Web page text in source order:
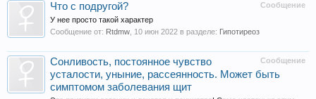
Сообщение
Что с подругой?
У нее просто такой характер
Сообщение от: Rtdmw 10 июн 2022 в разделе: Гипотиреоз
Сообщение
Сонливость, постоянное чувство
усталости, уныние, рассеянность. Может быть
симптомом заболевания щит